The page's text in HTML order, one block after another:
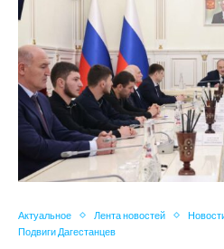
Актуальное Лента новостей
Подвиги Дагестанцев